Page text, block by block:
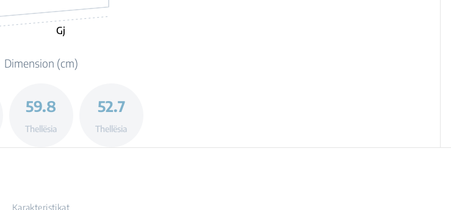
Gj
Dimension (cm)
59.8
Thellësia
52.7
Thellësia
Karakteristikat